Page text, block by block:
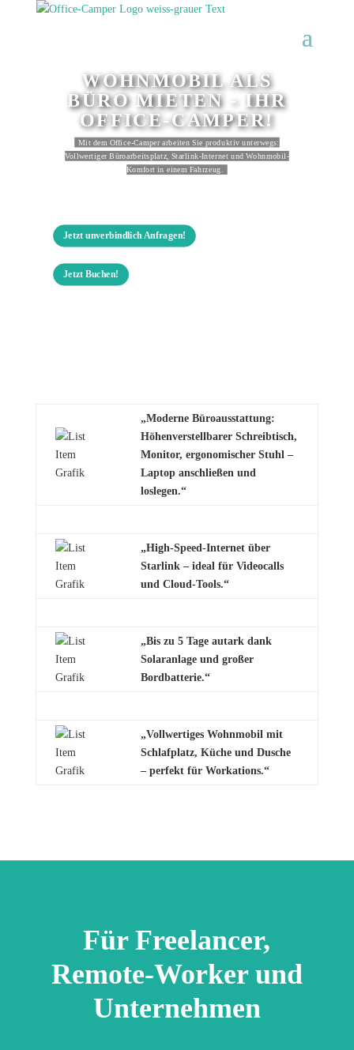
WOHNMOBIL ALS
BÜRO MIETEN - IHR
OFFICE-CAMPER!
Mit dem Office-Camper arbeiten Sie produktiv unterwegs:
Vollwertiger Büroarbeitsplatz, Starlink-Internet und Wohnmobil-
Komfort in einem Fahrzeug.
Jetzt unverbindlich Anfragen!
Jetzt Buchen!
„Moderne Büroausstattung:
Höhenverstellbarer Schreibtisch,
Monitor, ergonomischer Stuhl –
Laptop anschließen und
loslegen.“
„High-Speed-Internet über
Starlink – ideal für Videocalls
und Cloud-Tools.“
„Bis zu 5 Tage autark dank
Solaranlage und großer
Bordbatterie.“
„Vollwertiges Wohnmobil mit
Schlafplatz, Küche und Dusche
– perfekt für Workations.“
Für Freelancer,
Remote-Worker und
Unternehmen